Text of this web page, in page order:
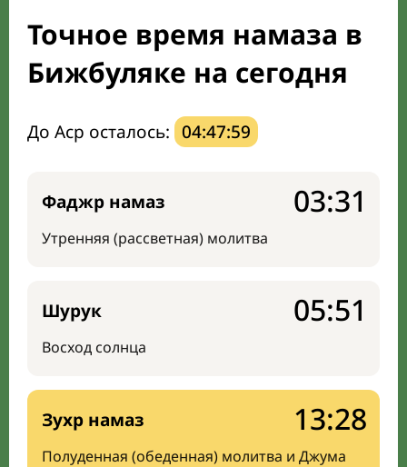
Мечети и молельные комнаты
Направление киблы
Точное время намаза в
Бижбуляке на сегодня
До Аср осталось: 04:47:58
Фаджр намаз
Утренняя (рассветная) молитва
03:31
Шурук
Восход солнца
05:51
Зухр намаз
Полуденная (обеденная) молитва и Джума
13:28